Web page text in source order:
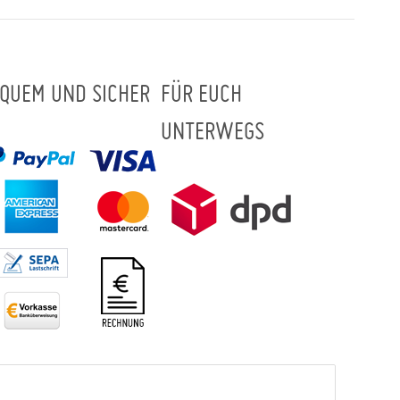
UND SICHER FÜR EUCH
UNTERWEGS